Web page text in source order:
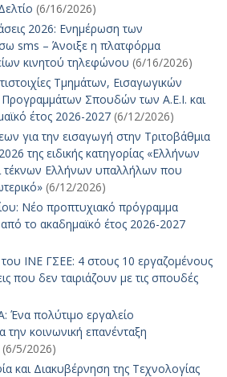
(6/16/2026)
2026: Ενημέρωση των
sms – Άνοιξε η πλατφόρμα
κινητού τηλεφώνου (6/16/2026)
Τμημάτων, Εισαγωγικών
Σπουδών των Α.Ε.Ι. και
έτος 2026-2027 (6/12/2026)
για την εισαγωγή στην Τριτοβάθμια
της ειδικής κατηγορίας «Ελλήνων
τέκνων Ελλήνων υπαλλήλων που
(6/12/2026)
Νέο προπτυχιακό πρόγραμμα
το ακαδημαϊκό έτος 2026-2027
ΙΝΕ ΓΣΕΕ: 4 στους 10 εργαζομένους
που δεν ταιριάζουν με τις σπουδές
πολύτιμο εργαλείο
την κοινωνική επανένταξη
(6/5/2026)
και Διακυβέρνηση της Τεχνολογίας